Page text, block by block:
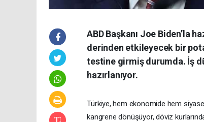
ABD Başkanı Joe Biden’la
derinden etkileyecek bir
testine girmiş durumda. İş
hazırlanıyor.
Türkiye, hem ekonomide hem
kangrene dönüşüyor, döviz